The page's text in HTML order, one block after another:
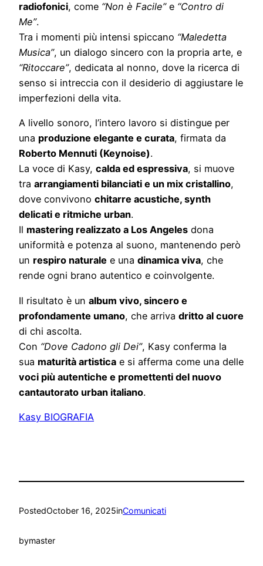
radiofonici, come “Non è Facile”e “Contro di
Me”.
Tra i momenti più intensi spiccano “Maledetta
Musica”, un dialogo sincero con la propria arte, e
“Ritoccare”, dedicata al nonno, dove la ricerca di
senso si intreccia con il desiderio di aggiustare le
imperfezioni della vita.
A livello sonoro, l’intero lavoro si distingue per
una produzione elegante e curata, firmata da
Roberto Mennuti (Keynoise).
La voce di Kasy, calda ed espressiva, si muove
tra arrangiamenti bilanciati e un mix cristallino,
dove convivono chitarre acustiche, synth
delicati e ritmiche urban.
Il mastering realizzato a Los Angeles dona
uniformità e potenza al suono, mantenendo però
un respiro naturale e una dinamica viva, che
rende ogni brano autentico e coinvolgente.
Il risultato è un album vivo, sincero e
profondamente umano, che arriva dritto al cuore
di chi ascolta.
Con “Dove Cadono gli Dei”, Kasy conferma la
sua maturità artistica e si afferma come una delle
voci più autentiche e promettenti del nuovo
cantautorato urban italiano.
Kasy BIOGRAFIA
PostedOctober 16, 2025inComunicati
bymaster